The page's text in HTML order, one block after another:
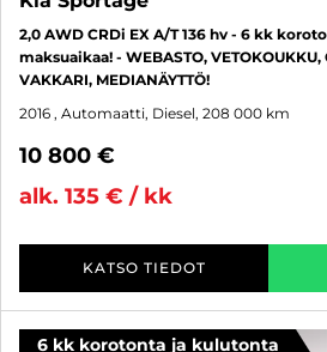
2,0 AWD CRDi EX A/T 136 hv - 6 kk
maksuaikaa! - WEBASTO,
VAKKARI, MEDIANÄYTTÖ!
2016 , Automaatti, Diesel, 208 000 km
10 800 €
alk. 135 € / kk
KATSO TIEDOT
6 kk korotonta ja kulutonta